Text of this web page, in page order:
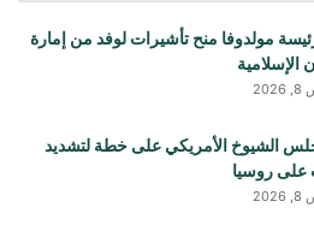
مولدوفا منح تأشيرات لوفد من إمارة
الإسلامية
الشيوخ الأمريكي على خطة لتشديد
على روسيا